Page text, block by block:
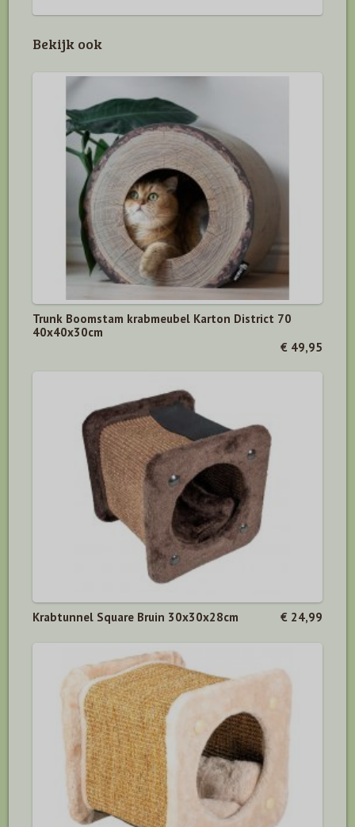
Bekijk ook
Trunk Boomstam krabmeubel Karton District 70
40x40x30cm
€ 49,95
Krabtunnel Square Bruin 30x30x28cm € 24,99